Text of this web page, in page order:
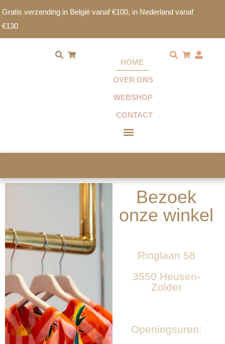
Gratis verzending in België vanaf €100, in Nederland vanaf
€130
HOME
OVER ONS
WEBSHOP
CONTACT
Bezoek
onze winkel
Ringlaan 58
3550 Heusen-
Zolder
Openingsuren: